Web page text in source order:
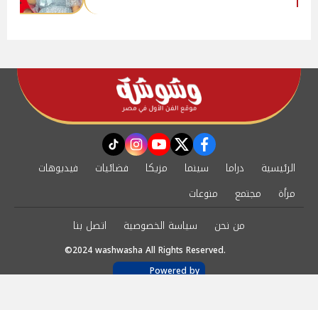
facebook
twitter
youtube
instagram
tiktok
الرئيسية دراما سينما مزيكا فضائيات
فيديوهات
مرأة
مجتمع
منوعات
من نحن
سياسة الخصوصية اتصل بنا
©2024 washwasha All Rights Reserved.
Powered by